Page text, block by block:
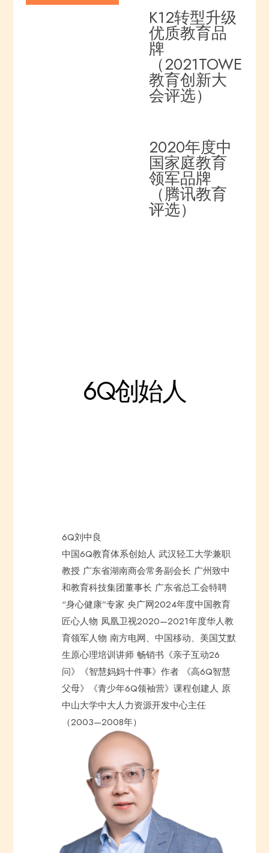
K12转型升级
优质教育品
牌
（2021TOWER
教育创新大
会评选）
2020年度中
国家庭教育
领军品牌
（腾讯教育
评选）
6Q创始人
6Q刘中良
中国6Q教育体系创始人 武汉轻工大学兼职
教授 广东省湖南商会常务副会长 广州致中
和教育科技集团董事长 广东省总工会特聘
“身心健康”专家 央广网2024年度中国教育
匠心人物 凤凰卫视2020—2021年度华人教
育领军人物 南方电网、中国移动、美国艾默
生原心理培训讲师 畅销书《亲子互动26
问》《智慧妈妈十件事》作者
《高6Q智慧
父母》《青少年6Q领袖营》课程创建人 原
中山大学中大人力资源开发中心主任
（2003—2008年）